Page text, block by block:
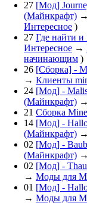
27 [Мод]
(Майнкрафт) →
Интересное )
27 Где найти и
Интересное →
начинающим )
26 [Сборка] -
→ Клиенты
24 [Мод] -
(Майнкрафт) →
21 Сборка
14 [Мод] -
(Майнкрафт) →
02 [Мод] -
(Майнкрафт) →
02 [Мод] -
→ Моды для
01 [Мод] -
→ Моды для